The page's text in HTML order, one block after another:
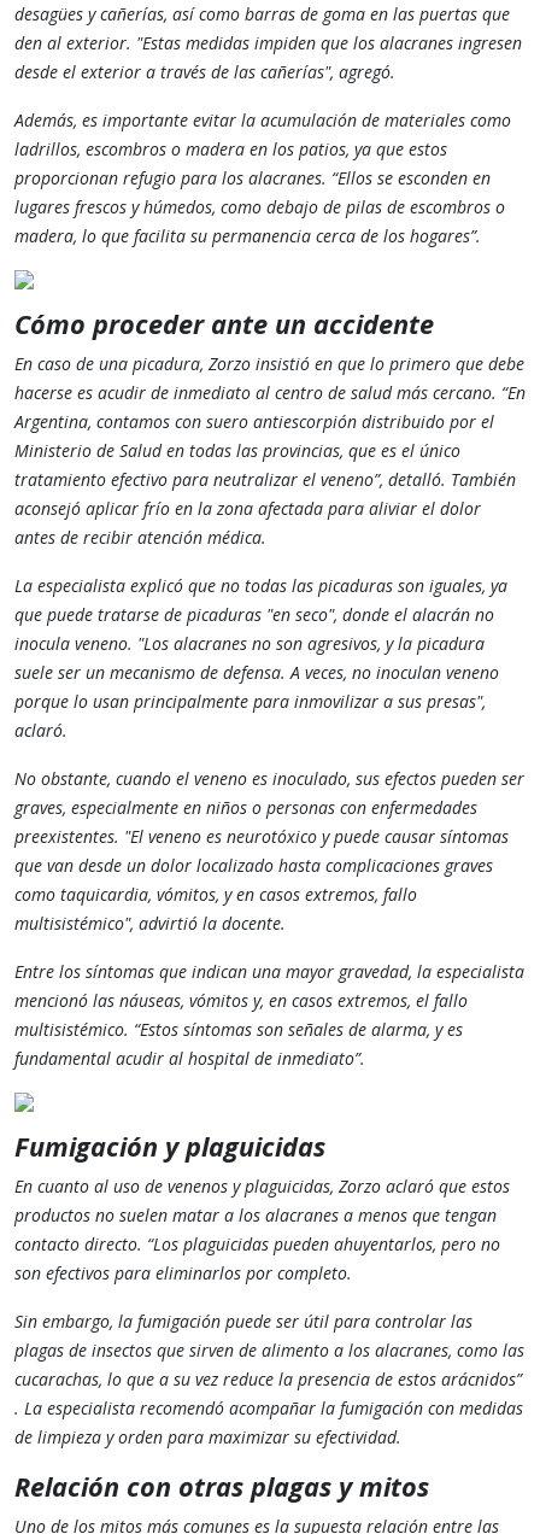
desagües y cañerías, así como barras de goma en las puertas que
den al exterior. "Estas medidas impiden que los alacranes ingresen
desde el exterior a través de las cañerías", agregó​.
Además, es importante evitar la acumulación de materiales como
ladrillos, escombros o madera en los patios, ya que estos
proporcionan refugio para los alacranes. “Ellos se esconden en
lugares frescos y húmedos, como debajo de pilas de escombros o
madera, lo que facilita su permanencia cerca de los hogares”​.
Cómo proceder ante un accidente
En caso de una picadura, Zorzo insistió en que lo primero que debe
hacerse es acudir de inmediato al centro de salud más cercano. “En
Argentina, contamos con suero antiescorpión distribuido por el
Ministerio de Salud en todas las provincias, que es el único
tratamiento efectivo para neutralizar el veneno”, detalló​. También
aconsejó aplicar frío en la zona afectada para aliviar el dolor
antes de recibir atención médica​.
La especialista explicó que no todas las picaduras son iguales, ya
que puede tratarse de picaduras "en seco", donde el alacrán no
inocula veneno. "Los alacranes no son agresivos, y la picadura
suele ser un mecanismo de defensa. A veces, no inoculan veneno
porque lo usan principalmente para inmovilizar a sus presas",
aclaró​.
No obstante, cuando el veneno es inoculado, sus efectos pueden ser
graves, especialmente en niños o personas con enfermedades
preexistentes. "El veneno es neurotóxico y puede causar síntomas
que van desde un dolor localizado hasta complicaciones graves
como taquicardia, vómitos, y en casos extremos, fallo
multisistémico", advirtió la docente.
Entre los síntomas que indican una mayor gravedad, la especialista
mencionó las náuseas, vómitos y, en casos extremos, el fallo
multisistémico. “Estos síntomas son señales de alarma, y es
fundamental acudir al hospital de inmediato”​.
Fumigación y plaguicidas
En cuanto al uso de venenos y plaguicidas, Zorzo aclaró que estos
productos no suelen matar a los alacranes a menos que tengan
contacto directo. “Los plaguicidas pueden ahuyentarlos, pero no
son efectivos para eliminarlos por completo.
Sin embargo, la fumigación puede ser útil para controlar las
plagas de insectos que sirven de alimento a los alacranes, como las
cucarachas, lo que a su vez reduce la presencia de estos arácnidos”​
. La especialista recomendó acompañar la fumigación con medidas
de limpieza y orden para maximizar su efectividad.
Relación con otras plagas y mitos
Uno de los mitos más comunes es la supuesta relación entre las